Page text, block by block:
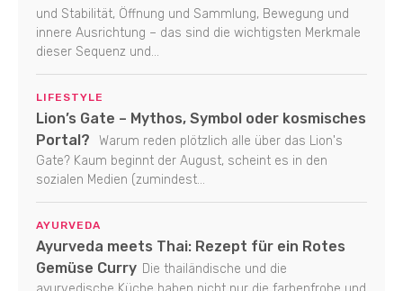
und Stabilität, Öffnung und Sammlung, Bewegung und
innere Ausrichtung – das sind die wichtigsten Merkmale
dieser Sequenz und...
LIFESTYLE
Lion’s Gate – Mythos, Symbol oder kosmisches
Portal?
Warum reden plötzlich alle über das Lion's
Gate? Kaum beginnt der August, scheint es in den
sozialen Medien (zumindest...
AYURVEDA
Ayurveda meets Thai: Rezept für ein Rotes
Gemüse Curry Die thailändische und die